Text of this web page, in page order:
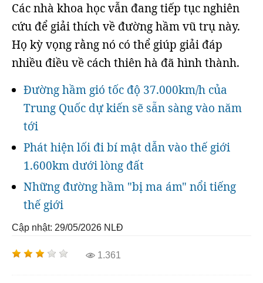
Các nhà khoa học vẫn đang tiếp tục nghiên
cứu để giải thích về đường hầm vũ trụ này.
Họ kỳ vọng rằng nó có thể giúp giải đáp
nhiều điều về cách thiên hà đã hình thành.
Đường hầm gió tốc độ 37.000km/h của
Trung Quốc dự kiến sẽ sẵn sàng vào năm
tới
Phát hiện lối đi bí mật dẫn vào thế giới
1.600km dưới lòng đất
Những đường hầm "bị ma ám" nổi tiếng
thế giới
Cập nhật: 29/05/2026 NLĐ
1.361